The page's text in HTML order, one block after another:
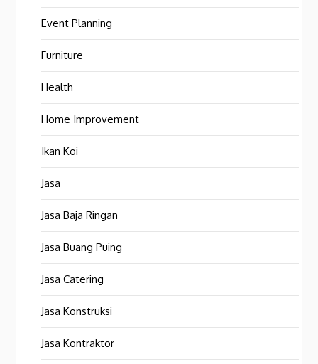
Event Planning
Furniture
Health
Home Improvement
Ikan Koi
Jasa
Jasa Baja Ringan
Jasa Buang Puing
Jasa Catering
Jasa Konstruksi
Jasa Kontraktor